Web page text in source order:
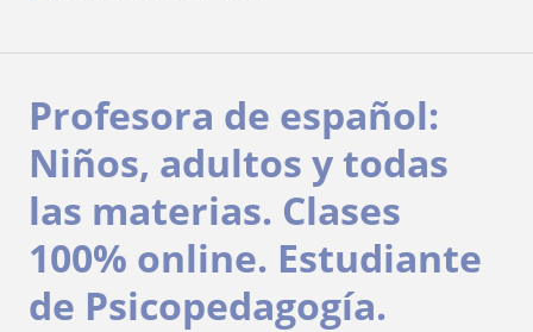
Profesora de español:
Niños, adultos y todas
las materias. Clases
100% online. Estudiante
de Psicopedagogía.